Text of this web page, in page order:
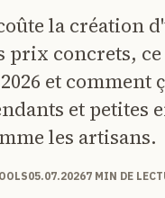
la création
prix concrets,
et comment
et petites
les artisans.
05.07.20267 MIN DE